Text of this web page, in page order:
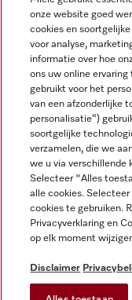
Wettelijke Informatie
Algemene voorwaarden
Privacybeleid
Gebruiksvoorwaarden
Digital Services Act
Miele op Facebook
Miele opMiele
onze website goed
cookies en
voor analyse,
informatie over hoe
ons uw online
gebruikt voor het
van een afzonderlijke
personalisatie“)
soortgelijke
verzamelen, die we
we u via verschillende
Selecteer "Alles
alle cookies.
cookies te gebruiken.
Privacyverklaring en
op elk moment
Disclaimer